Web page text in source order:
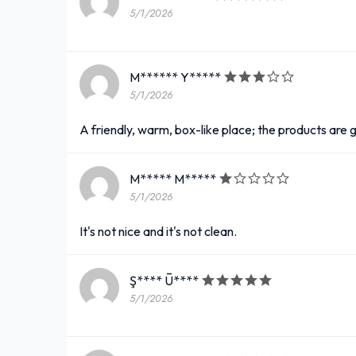
5/1/2026
M****** Y*****
5/1/2026
A friendly, warm, box-like place; the products are
M***** M*****
5/1/2026
It's not nice and it's not clean.
Ş**** Ū****
5/1/2026